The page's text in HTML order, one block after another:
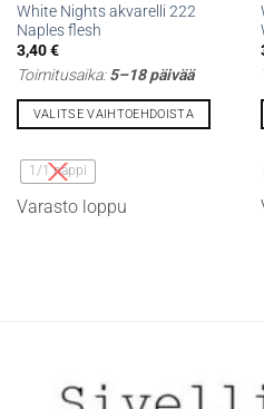
White Nights akvarelli 222
Naples flesh
3,40€
Toimitusaika:5–18 päivää
VALITSE VAIHTOEHDOISTA
tuotteella
on
useampi
1/1 nappi
Varasto loppu